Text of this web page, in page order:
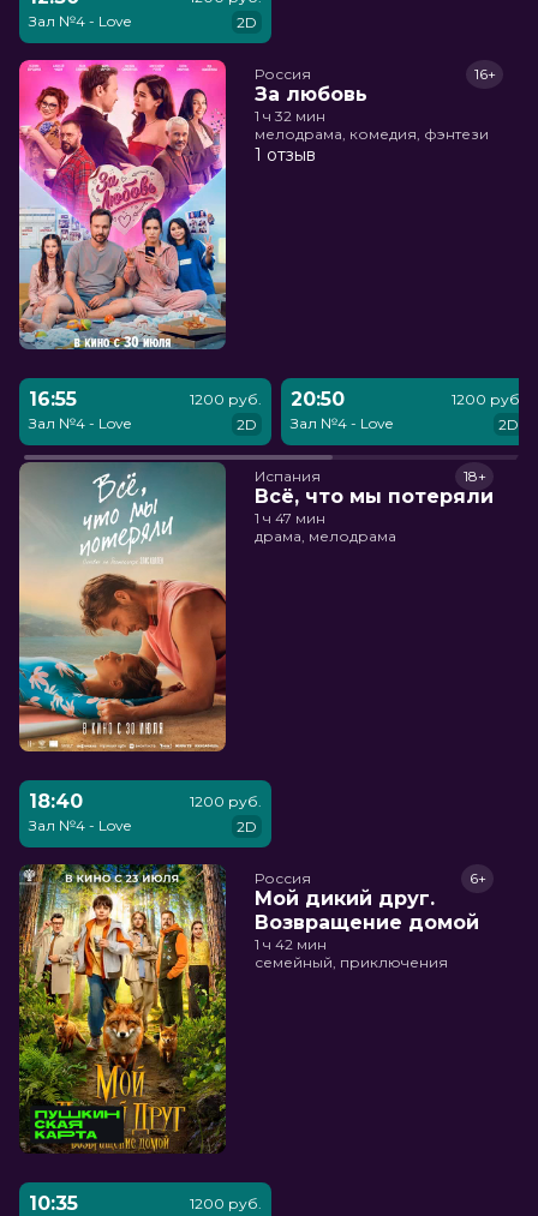
Зал №4 - Love
2D
Россия
За любовь
16+
1 ч 32 мин
мелодрама, комедия, фэнтези
1 отзыв
16:55
Зал №4 - Love
1200 руб.
2D
20:50
Зал №4 - Love
1200 руб.
2D
Испания
Всё, что мы потеряли
18+
1 ч 47 мин
драма, мелодрама
18:40
Зал №4 - Love
1200 руб.
2D
Россия
Мой дикий друг.
Возвращение домой
6+
1 ч 42 мин
семейный, приключения
10:35
1200 руб.